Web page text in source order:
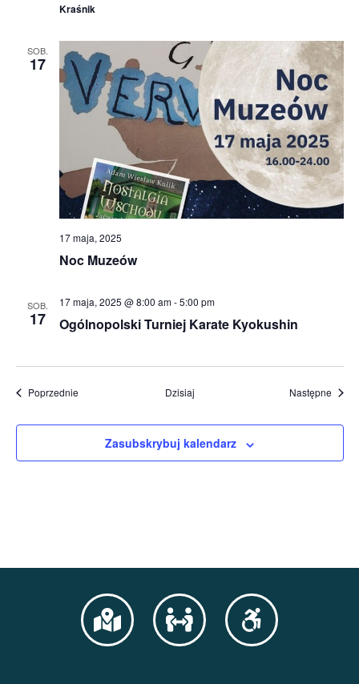
Kraśnik
SOB.
17
Noc Muzeów
17 maja, 2025
SOB.
17 Ogólnopolski Turniej Karate Kyokushin
17 maja, 2025 @ 8:00 am-5:00 pm
PoprzednieWydarzenia Dzisiaj Następne
Zasubskrybuj kalendarz